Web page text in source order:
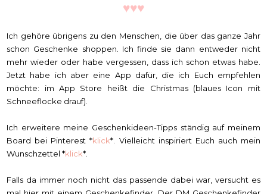
♥♥♥
Ich gehöre übrigens zu den Menschen, die über das ganze Jahr
schon Geschenke shoppen. Ich finde sie dann entweder nicht
mehr wieder oder habe vergessen, dass ich schon etwas habe.
Jetzt habe ich aber eine App dafür, die ich Euch empfehlen
möchte: im App Store heißt die Christmas (blaues Icon mit
Schneeflocke drauf).
Ich erweitere meine Geschenkideen-Tipps ständig auf meinem
Board bei Pinterest *klick*. Vielleicht inspiriert Euch auch mein
Wunschzettel *klick*.
Falls da immer noch nicht das passende dabei war, versucht es